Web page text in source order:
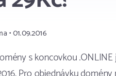
• 01.09.2016
s koncovkou